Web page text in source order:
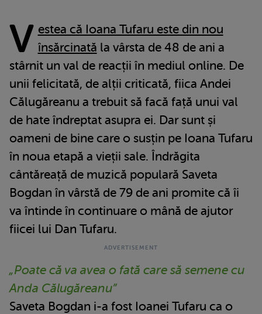
V estea că Ioana Tufaru este din nou
însărcinată la vârsta de 48 de ani a
stârnit un val de reacții în mediul online. De
unii felicitată, de alții criticată, fiica Andei
Călugăreanu a trebuit să facă față unui val
de hate îndreptat asupra ei. Dar sunt și
oameni de bine care o susțin pe Ioana Tufaru
în noua etapă a vieții sale. Îndrăgita
cântăreață de muzică populară Saveta
Bogdan în vârstă de 79 de ani promite că îi
va întinde în continuare o mână de ajutor
fiicei lui Dan Tufaru.
„Poate că va avea o fată care să semene cu
Anda Călugăreanu”
Saveta Bogdan i-a fost Ioanei Tufaru ca o